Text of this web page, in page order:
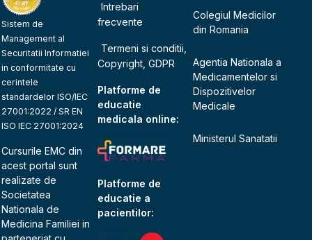
Sistem de
Management al
Securitatii Informatiei
in conformitate cu
cerintele
standardelor ISO/IEC
27001:2022 / SR EN
ISO IEC 27001:2024
Cursurile EMC din
acest portal sunt
realizate de
Societatea
Nationala de
Medicina Familiei in
Intrebari
frecvente
Termeni si conditii,
Copyright, GDPR
Platforme de
educatie
medicala online:
Platforme de
educatie a
pacientilor:
Colegiul Medicilor
din Romania
Agentia Nationala a
Medicamentelor si
Dispozitivelor
Medicale
Ministerul Sanatatii